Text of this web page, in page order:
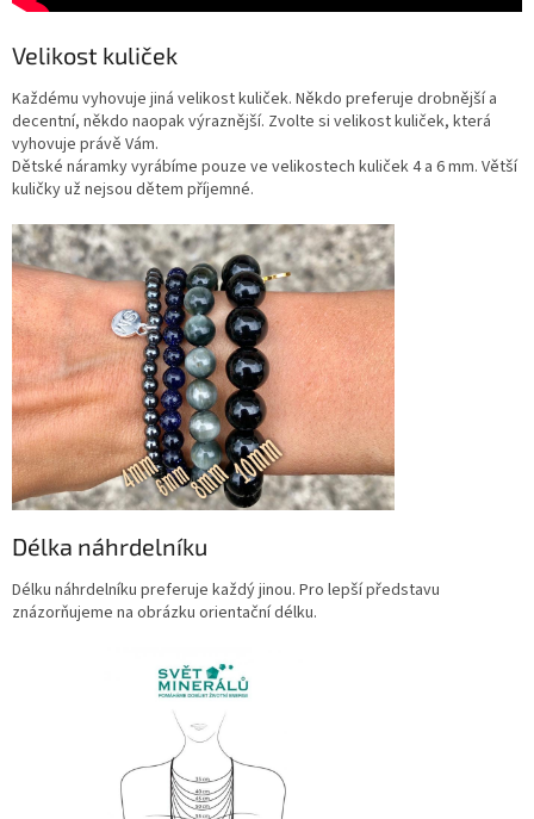
Velikost kuliček
Každému vyhovuje jiná velikost kuliček. Někdo preferuje drobnější a
decentní, někdo naopak výraznější. Zvolte si velikost kuliček, která
vyhovuje právě Vám.
Dětské náramky vyrábíme pouze ve velikostech kuliček 4 a 6 mm. Větší
kuličky už nejsou dětem příjemné.
Délka náhrdelníku
Délku náhrdelníku preferuje každý jinou. Pro lepší představu
znázorňujeme na obrázku orientační délku.